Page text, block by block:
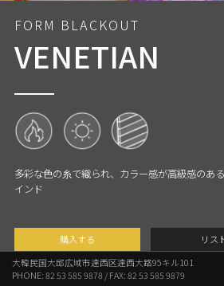
VENETIAN
多彩な色の糸で織られ、カラー感が高級感のあ
インド
購入する リス
大韓民国大邱広域市達西区達西大路95キル101
PHONE: 82 53 585 9878 / FAX: 82 53 585 9879